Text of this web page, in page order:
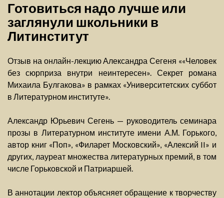
Готовиться надо лучше или
заглянули школьники в
Литинститут
Отзыв на онлайн-лекцию Александра Сегеня ««Человек
без сюрприза внутри неинтересен». Секрет романа
Михаила Булгакова» в рамках «Университетских суббот
в Литературном институте».
Александр Юрьевич Сегень — руководитель семинара
прозы в Литературном институте имени А.М. Горького,
автор книг «Поп», «Филарет Московский», «Алексий II» и
других, лауреат множества литературных премий, в том
числе Горьковской и Патриаршей.
В аннотации лектор объясняет обращение к творчеству